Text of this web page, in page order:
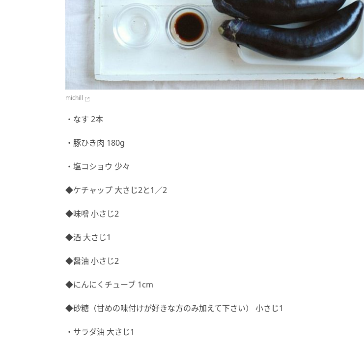
michill
・なす 2本
・豚ひき肉 180g
・塩コショウ 少々
◆ケチャップ 大さじ2と1／2
◆味噌 小さじ2
◆酒 大さじ1
◆醤油 小さじ2
◆にんにくチューブ 1cm
◆砂糖（甘めの味付けが好きな方のみ加えて下さい） 小さじ1
・サラダ油 大さじ1